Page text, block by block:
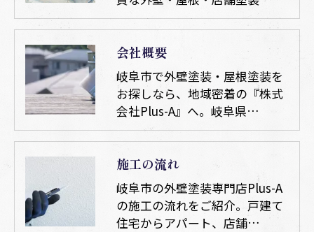
会社概要
岐阜市で外壁塗装・屋根塗装を
お探しなら、地域密着の『株式
会社Plus-A』へ。岐阜県…
施工の流れ
岐阜市の外壁塗装専門店Plus-A
の施工の流れをご紹介。戸建て
住宅からアパート、店舗…